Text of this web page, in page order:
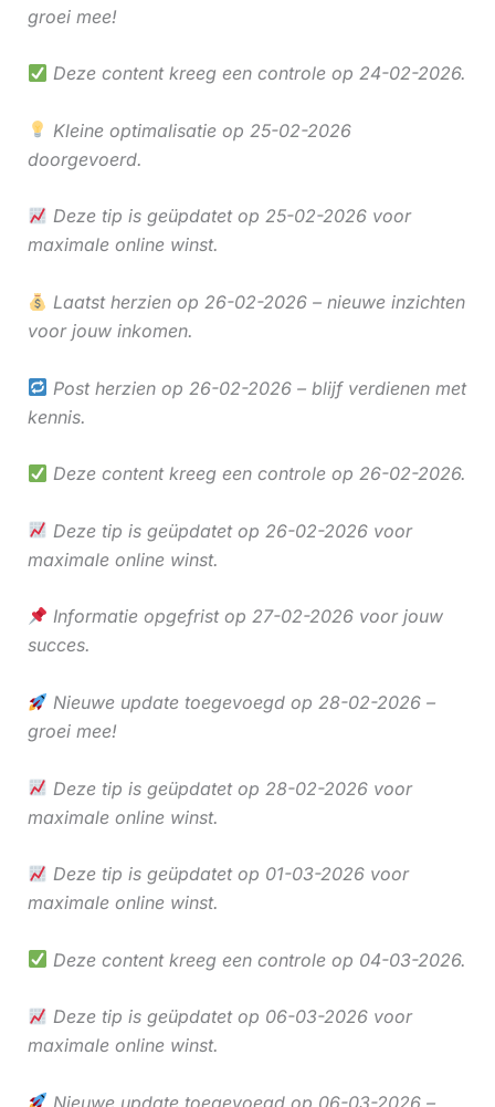
groei mee!
Deze content kreeg een controle op 24-02-2026.
Kleine optimalisatie op 25-02-2026
doorgevoerd.
Deze tip is geüpdatet op 25-02-2026 voor
maximale online winst.
Laatst herzien op 26-02-2026 – nieuwe inzichten
voor jouw inkomen.
Post herzien op 26-02-2026 – blijf verdienen met
kennis.
Deze content kreeg een controle op 26-02-2026.
Deze tip is geüpdatet op 26-02-2026 voor
maximale online winst.
Informatie opgefrist op 27-02-2026 voor jouw
succes.
Nieuwe update toegevoegd op 28-02-2026 –
groei mee!
Deze tip is geüpdatet op 28-02-2026 voor
maximale online winst.
Deze tip is geüpdatet op 01-03-2026 voor
maximale online winst.
Deze content kreeg een controle op 04-03-2026.
Deze tip is geüpdatet op 06-03-2026 voor
maximale online winst.
Nieuwe update toegevoegd op 06-03-2026 –